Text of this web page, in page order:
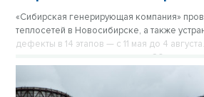
«Сибирская генерирующая компания»
теплосетей в Новосибирске, а также
дефекты в 14 этапов — с 11 мая до 4
воды в городе закончатся уже 20 июля —